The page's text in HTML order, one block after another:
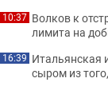
10:37 Волков к
лимита на
16:39 Итальянская
сыром из